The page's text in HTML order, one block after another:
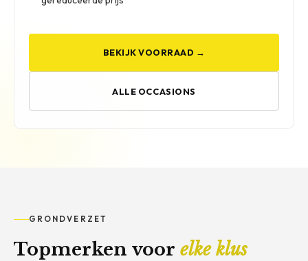
BEKIJK VOORRAAD →
ALLE OCCASIONS
GRONDVERZET
Topmerken voor elke klus